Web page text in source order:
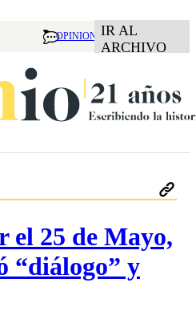
OPINION IR AL
ARCHIVO
el 25 de Mayo,
“diálogo” y